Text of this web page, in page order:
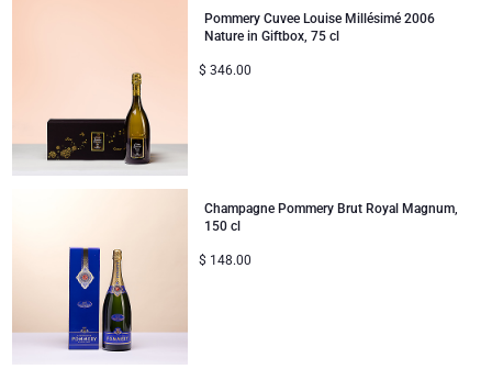
Pommery Champagner
Trixie Baby & Kinder
Veuve Clicquot Geschenke
Bedankgeschenken
Romantische Geschenke
Geschenke für Sie
Geschenke für Ihn
Geschenke ideal zum Teilen
Neue Baby-Geschenke
Pommery Cuvee Louise Millésimé 2006
Nature in Giftbox, 75 cl
$ 346.00
Champagne Pommery Brut Royal Magnum,
150 cl
$ 148.00